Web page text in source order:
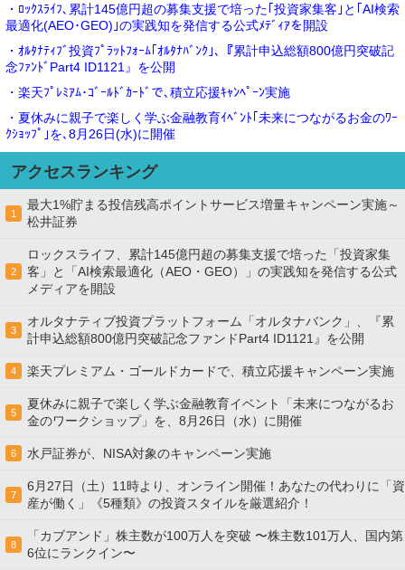
・ﾛｯｸｽﾗｲﾌ､累計145億円超の募集支援で培った｢投資家集客｣と｢AI検索
最適化(AEO･GEO)｣の実践知を発信する公式ﾒﾃﾞｨｱを開設
・ｵﾙﾀﾅﾃｨﾌﾞ投資ﾌﾟﾗｯﾄﾌｫｰﾑ｢ｵﾙﾀﾅﾊﾞﾝｸ｣､『累計申込総額800億円突破記
念ﾌｧﾝﾄﾞPart4 ID1121』を公開
・楽天ﾌﾟﾚﾐｱﾑ･ｺﾞｰﾙﾄﾞｶｰﾄﾞで､積立応援ｷｬﾝﾍﾟｰﾝ実施
・夏休みに親子で楽しく学ぶ金融教育ｲﾍﾞﾝﾄ｢未来につながるお金のﾜｰ
ｸｼｮｯﾌﾟ｣を､8月26日(水)に開催
アクセスランキング
1
最大1%貯まる投信残高ポイントサービス増量キャンペーン実施～
松井証券
2
ロックスライフ、累計145億円超の募集支援で培った「投資家集
客」と「AI検索最適化（AEO・GEO）」の実践知を発信する公式
メディアを開設
3
オルタナティブ投資プラットフォーム「オルタナバンク」、『累
計申込総額800億円突破記念ファンドPart4 ID1121』を公開
4 楽天プレミアム・ゴールドカードで、積立応援キャンペーン実施
5
夏休みに親子で楽しく学ぶ金融教育イベント「未来につながるお
金のワークショップ」を、8月26日（水）に開催
6 水戸証券が、NISA対象のキャンペーン実施
7
6月27日（土）11時より、オンライン開催！あなたの代わりに「資
産が働く」《5種類》の投資スタイルを厳選紹介！
8
「カブアンド」株主数が100万人を突破 〜株主数101万人、国内第
6位にランクイン〜